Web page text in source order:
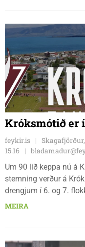
og sagði Magnús
þegar Feykir spurði
Króksmótið er
feykir.is
15.16
Um 90 lið keppa nú á
stemning verður á
drengjum í 6. og 7.
fyrir yngri systkini.
MEIRA